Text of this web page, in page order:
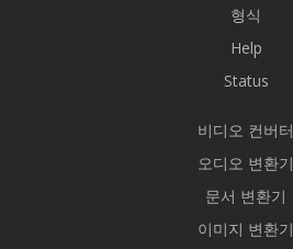
형식
Help
Status
비디오 컨버터
오디오 변환기
문서 변환기
이미지 변환기